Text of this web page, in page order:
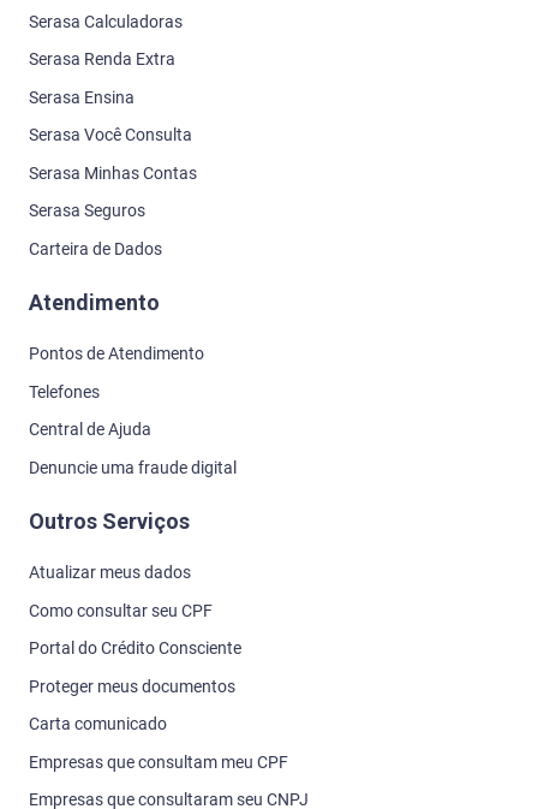
Serasa Calculadoras
Serasa Renda Extra
Serasa Ensina
Serasa Você Consulta
Serasa Minhas Contas
Serasa Seguros
Carteira de Dados
Atendimento
Pontos de Atendimento
Telefones
Central de Ajuda
Denuncie uma fraude digital
Outros Serviços
Atualizar meus dados
Como consultar seu CPF
Portal do Crédito Consciente
Proteger meus documentos
Carta comunicado
Empresas que consultam meu CPF
Empresas que consultaram seu CNPJ